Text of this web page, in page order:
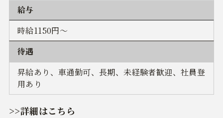
給与
時給1150円～
待遇
昇給あり、車通勤可、長期、未経験者歓迎、社員登
用あり
>>詳細はこちら